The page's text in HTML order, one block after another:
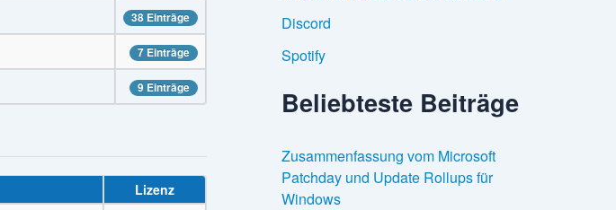
38 Einträge
7 Einträge
9 Einträge
Lizenz
Discord
Spotify
Beliebteste Beiträge
Zusammenfassung vom Microsoft
Patchday und Update Rollups für
Windows